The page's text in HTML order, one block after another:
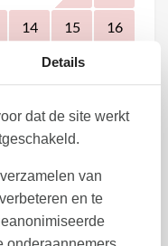
14 15 16
22
4 5
Details
dat de site werkt
van
en te